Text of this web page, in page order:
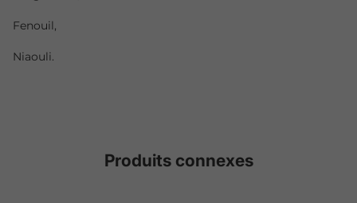
Fenouil,
Niaouli.
Produits connexes